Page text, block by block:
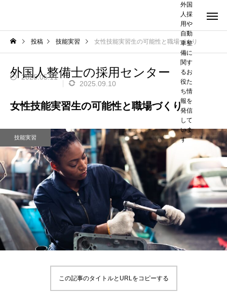
外国人整備士の採用センター
外国
人採
用や
自動
車整
備に
関す
るお
役た
ち情
報を
発信
して
いま
す
投稿 技能実習 女性技能実習生の可能性と職場づくり
2025.05.11
2025.09.10
女性技能実習生の可能性と職場づくり
技能実習
この記事のタイトルとURLをコピーする